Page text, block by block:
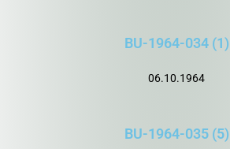
BU-1964-034 (1)
06.10.1964
BU-1964-035 (5)